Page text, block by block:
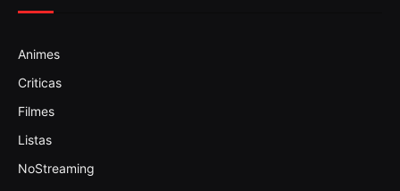
Animes
Criticas
Filmes
Listas
NoStreaming